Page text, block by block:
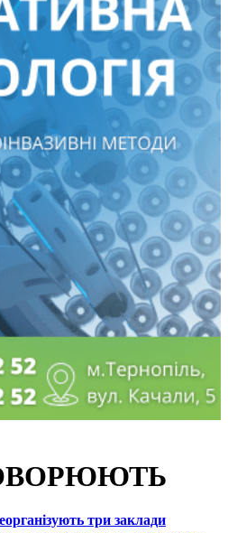
три заклади